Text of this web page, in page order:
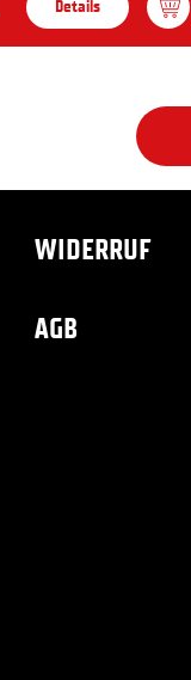
Details
WIDERRUF
AGB